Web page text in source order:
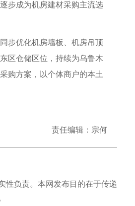
步成为机房建材采购主流选
步优化机房墙板、机房吊顶
区仓储区位，持续为乌鲁木
购方案，以个体商户的本土
责任编辑：宗何
负责。本网发布目的在于传递